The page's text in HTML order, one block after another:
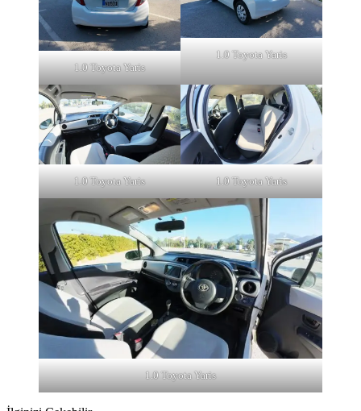
1.0 Toyota Yaris
1.0 Toyota Yaris
1.0 Toyota Yaris 1.0 Toyota Yaris
1.0 Toyota Yaris